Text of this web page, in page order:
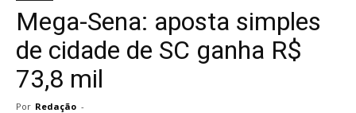
Mega-Sena: aposta simples
de cidade de SC ganha R$
73,8 mil
Por Redação -